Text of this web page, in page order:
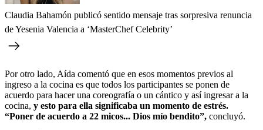
Claudia Bahamón publicó sentido mensaje tras sorpresiva renuncia
de Yesenia Valencia a ‘MasterChef Celebrity’
Por otro lado, Aída comentó que en esos momentos previos al
ingreso a la cocina es que todos los participantes se ponen de
acuerdo para hacer una coreografía o un cántico y así ingresar a la
cocina, y esto para ella significaba un momento de estrés.
“Poner de acuerdo a 22 micos... Dios mío bendito”, concluyó.